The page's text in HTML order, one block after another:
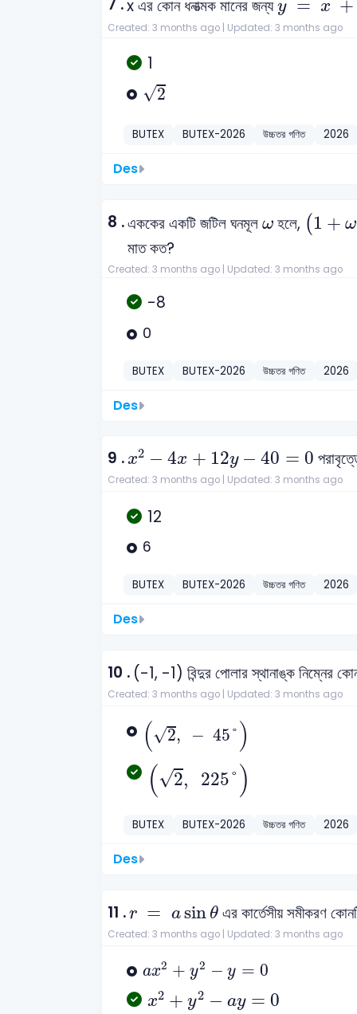
7 .x এর কোন ধনাত্মক মানের জন্যy = x +
Created: 3 months ago | Updated: 3 months ago
1
√2
BUTEX BUTEX-2026 উচ্চতর গণিত 2026
Des
8 .এককের একটি জটিল ঘনমূল ω
ωহলে, (1 + ω
(1 ω
মাত কত?
Created: 3 months ago | Updated: 3 months ago
-8
0
BUTEX BUTEX-2026 উচ্চতর গণিত 2026
Des
9 . x2 − 4x + 12y − 40 = 0
2 x 12 y-40 0
Created: 3 months ago | Updated: 3 months ago
12
6
BUTEX BUTEX-2026 উচ্চতর গণিত 2026
Des
10 . (-1, -1) বিন্দুর পোলার স্থানাঙ্ক নিম্নের
Created: 3 months ago | Updated: 3 months ago
(√2, − 45° )
2 -45
(√2, 225° )
2 225
BUTEX BUTEX-2026 উচ্চতর গণিত 2026
Des
11 .r = asinθ
r =a sinθ এর কার্তেসীয় সমীকরণ
Created: 3 months ago | Updated: 3 months ago
ax2 + y2 − y = 0
x2 + 2-
x2 + y2 − ay = 0
2 + 2-